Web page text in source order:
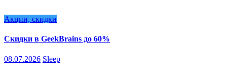
Акции, скидки
Скидки в GeekBrains до 60%
08.07.2026 Sleep